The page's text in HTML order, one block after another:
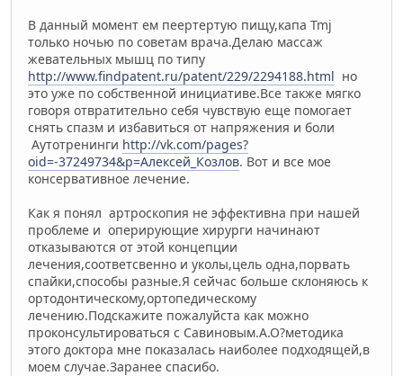
В данный момент ем пеертертую пищу,капа Tmj
только ночью по советам врача.Делаю массаж
жевательных мышц по типу
http://www.findpatent.ru/patent/229/2294188.html но
это уже по собственной инициативе.Все также мягко
говоря отвратительно себя чувствую еще помогает
снять спазм и избавиться от напряжения и боли
Аутотренинги http://vk.com/pages?
oid=-37249734&p=Алексей_Козлов. Вот и все мое
консервативное лечение.
Как я понял артроскопия не эффективна при нашей
проблеме и оперирующие хирурги начинают
отказываются от этой концепции
лечения,соответсвенно и уколы,цель одна,порвать
спайки,способы разные.Я сейчас больше склоняюсь к
ортодонтическому,ортопедическому
лечению.Подскажите пожалуйста как можно
проконсультироваться с Савиновым.А.О?методика
этого доктора мне показалась наиболее подходящей,в
моем случае.Заранее спасибо.